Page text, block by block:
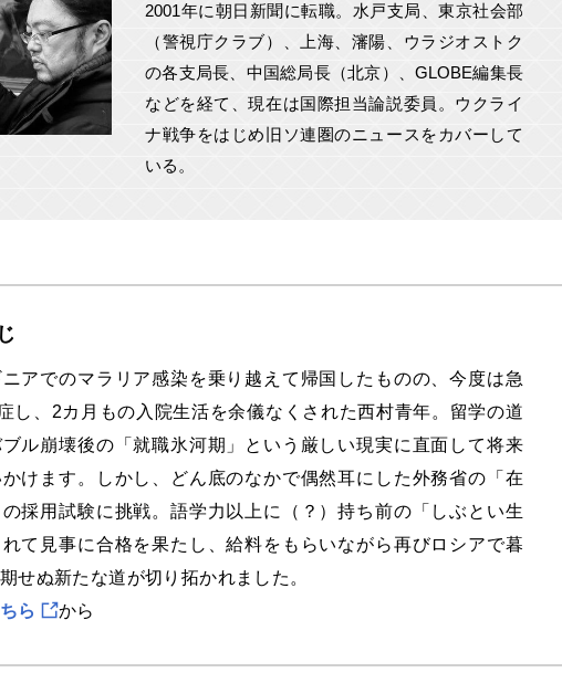
2001年に朝日新聞に転職。水戸支局、東京社会部
（警視庁クラブ）、上海、瀋陽、ウラジオストク
の各支局長、中国総局長（北京）、GLOBE編集長
などを経て、現在は国際担当論説委員。ウクライ
ナ戦争をはじめ旧ソ連圏のニュースをカバーして
いる。
アでのマラリア感染を乗り越えて帰国したものの、今度は急
し、2カ月もの入院生活を余儀なくされた西村青年。留学の道
ル崩壊後の「就職氷河期」という厳しい現実に直面して将来
けます。しかし、どん底のなかで偶然耳にした外務省の「在
採用試験に挑戦。語学力以上に（？）持ち前の「しぶとい生
て見事に合格を果たし、給料をもらいながら再びロシアで暮
せぬ新たな道が切り拓かれました。
ら から